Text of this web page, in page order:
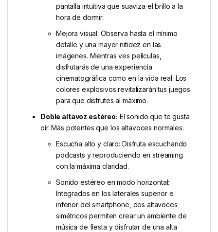
pantalla intuitiva que suaviza el brillo a la
hora de dormir.
Mejora visual: Observa hasta el mínimo
detalle y una mayor nitidez en las
imágenes. Mientras ves películas,
disfrutarás de una experiencia
cinematográfica como en la vida real. Los
colores explosivos revitalizarán tus juegos
para que disfrutes al máximo.
Doble altavoz estéreo: El sonido que te gusta
oír. Más potentes que los altavoces normales.
Escucha alto y claro: Disfruta escuchando
podcasts y reproduciendo en streaming
con la máxima claridad.
Sonido estéreo en modo horizontal:
Integrados en los laterales superior e
inferior del smartphone, dos altavoces
simétricos permiten crear un ambiente de
música de fiesta y disfrutar de una alta